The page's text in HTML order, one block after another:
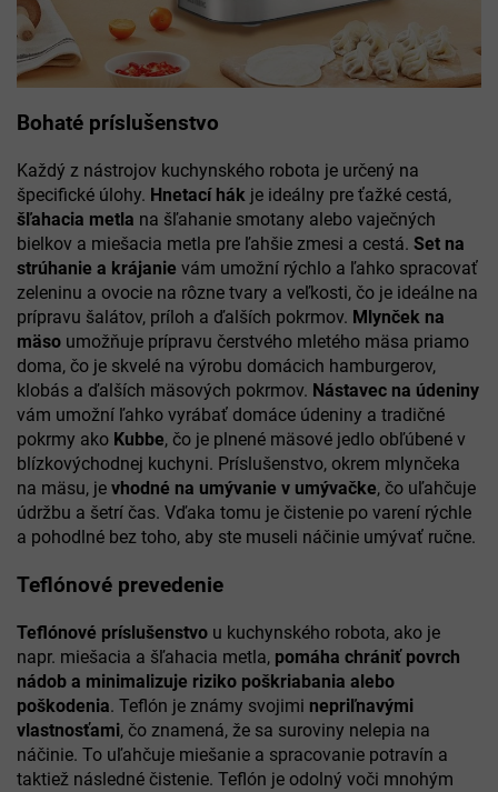
Bohaté príslušenstvo
Každý z nástrojov kuchynského robota je určený na
špecifické úlohy. Hnetací hák je ideálny pre ťažké cestá,
šľahacia metla na šľahanie smotany alebo vaječných
bielkov a miešacia metla pre ľahšie zmesi a cestá. Set na
strúhanie a krájanie vám umožní rýchlo a ľahko spracovať
zeleninu a ovocie na rôzne tvary a veľkosti, čo je ideálne na
prípravu šalátov, príloh a ďalších pokrmov. Mlynček na
mäso umožňuje prípravu čerstvého mletého mäsa priamo
doma, čo je skvelé na výrobu domácich hamburgerov,
klobás a ďalších mäsových pokrmov. Nástavec na údeniny
vám umožní ľahko vyrábať domáce údeniny a tradičné
pokrmy ako Kubbe, čo je plnené mäsové jedlo obľúbené v
blízkovýchodnej kuchyni. Príslušenstvo, okrem mlynčeka
na mäsu, je vhodné na umývanie v umývačke, čo uľahčuje
údržbu a šetrí čas. Vďaka tomu je čistenie po varení rýchle
a pohodlné bez toho, aby ste museli náčinie umývať ručne.
Teflónové prevedenie
Teflónové príslušenstvo u kuchynského robota, ako je
napr. miešacia a šľahacia metla, pomáha chrániť povrch
nádob a minimalizuje riziko poškriabania alebo
poškodenia. Teflón je známy svojimi nepriľnavými
vlastnosťami, čo znamená, že sa suroviny nelepia na
náčinie. To uľahčuje miešanie a spracovanie potravín a
taktiež následné čistenie. Teflón je odolný voči mnohým